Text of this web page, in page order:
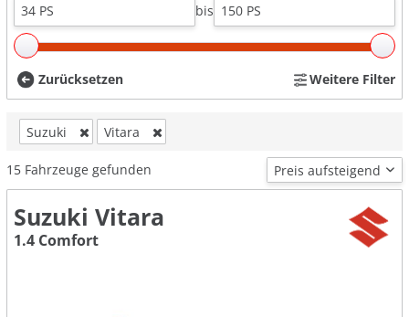
bis
Zurücksetzen Weitere Filter
Suzuki Vitara
15 Fahrzeuge gefunden
Suzuki Vitara
1.4 Comfort